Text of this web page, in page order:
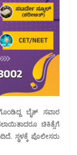
ಬೈಕ್ ಸವಾರ
ಚಿಕಿತ್ಸೆಗೆ
ಸ್ಥಳಕ್ಕೆ ಪೊಲೀಸರು